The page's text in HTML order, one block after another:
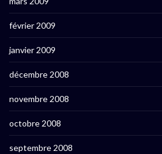
février 2009
janvier 2009
décembre 2008
novembre 2008
octobre 2008
septembre 2008